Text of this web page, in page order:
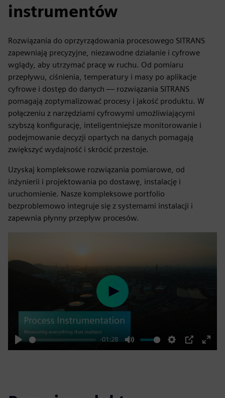
instrumentów
Rozwiązania do oprzyrządowania procesowego SITRANS
zapewniają precyzyjne, niezawodne działanie i cyfrowe
wglądy, aby utrzymać pracę w ruchu. Od pomiaru
przepływu, ciśnienia, temperatury i masy po aplikacje
cyfrowe i dostęp do danych — rozwiązania SITRANS
pomagają zoptymalizować procesy i jakość produktu. W
połączeniu z narzędziami cyfrowymi umożliwiającymi
szybszą konfigurację, inteligentniejsze monitorowanie i
podejmowanie decyzji opartych na danych pomagają
zwiększyć wydajność i skrócić przestoje.
Uzyskaj kompleksowe rozwiązania pomiarowe, od
inżynierii i projektowania po dostawę, instalację i
uruchomienie. Nasze kompleksowe portfolio
bezproblemowo integruje się z systemami instalacji i
zapewnia płynny przepływ procesów.
Play
-01:28
Mute Settings
PIP
Enter
Play